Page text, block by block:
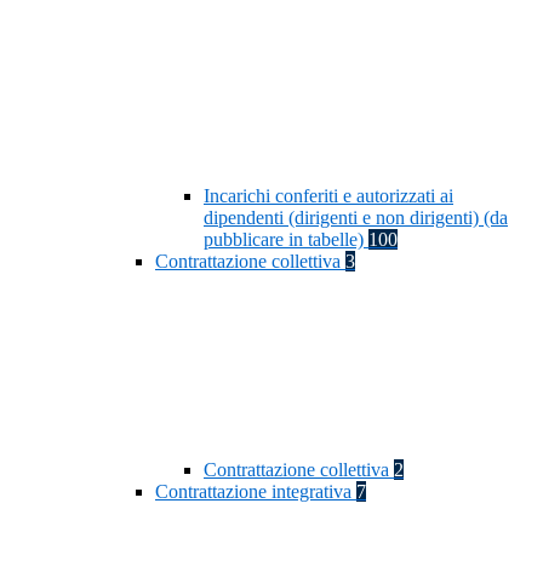
Incarichi conferiti e autorizzati ai
dipendenti (dirigenti e non dirigenti) (da
pubblicare in tabelle) 100
Contrattazione collettiva 3
Contrattazione collettiva 2
Contrattazione integrativa 7